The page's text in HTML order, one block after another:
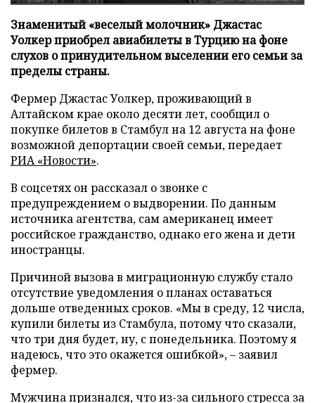
Знаменитый «веселый молочник» Джастас
Уолкер приобрел авиабилеты в Турцию на фоне
слухов о принудительном выселении его семьи за
пределы страны.
Фермер Джастас Уолкер, проживающий в
Алтайском крае около десяти лет, сообщил о
покупке билетов в Стамбул на 12 августа на фоне
возможной депортации своей семьи, передает
РИА «Новости».
В соцсетях он рассказал о звонке с
предупреждением о выдворении. По данным
источника агентства, сам американец имеет
российское гражданство, однако его жена и дети
иностранцы.
Причиной вызова в миграционную службу стало
отсутствие уведомления о планах оставаться
дольше отведенных сроков. «Мы в среду, 12 числа,
купили билеты из Стамбула, потому что сказали,
что три дня будет, ну, с понедельника. Поэтому я
надеюсь, что это окажется ошибкой», – заявил
фермер.
Мужчина признался, что из-за сильного стресса за